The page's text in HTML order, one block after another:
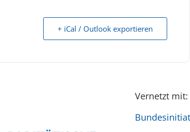
+ iCal / Outlook exportieren
Vernetzt mit: